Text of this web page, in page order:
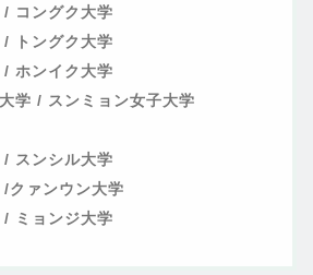
/ コングク大学
/ トングク大学
/ ホンイク大学
学 / スンミョン女子大学
/ スンシル大学
クァンウン大学
/ ミョンジ大学